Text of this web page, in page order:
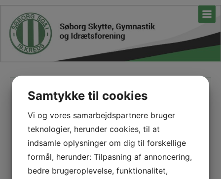
Lidt om Nytårskur
Godt nytår til dig og din familie
Vi ønsker at være en forening, som giver alle
mulighed for at mødes og være sammen. Dette er
vores nytårskur et godt eksempel på.
Samtykke til cookies
Vi og vores samarbejdspartnere bruger
teknologier, herunder cookies, til at
indsamle oplysninger om dig til forskellige
formål, herunder: Tilpasning af annoncering,
bedre brugeroplevelse, funktionalitet,